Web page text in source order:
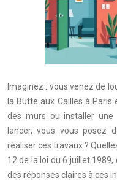
Imaginez : vous venez de
la Butte aux Cailles à
des murs ou installer une
lancer, vous vous posez
réaliser ces travaux ?
12 de la loi du 6 juillet
des réponses claires à ces